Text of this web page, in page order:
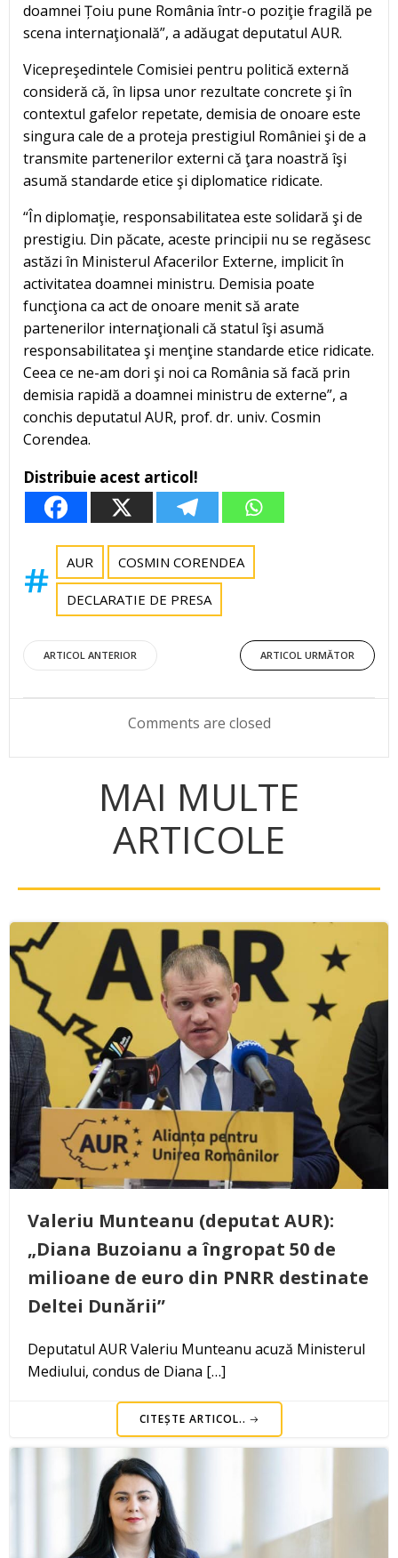
doamnei Țoiu pune România într-o poziţie fragilă pe
scena internaţională”, a adăugat deputatul AUR.
Vicepreşedintele Comisiei pentru politică externă
consideră că, în lipsa unor rezultate concrete şi în
contextul gafelor repetate, demisia de onoare este
singura cale de a proteja prestigiul României şi de a
transmite partenerilor externi că ţara noastră îşi
asumă standarde etice şi diplomatice ridicate.
“În diplomaţie, responsabilitatea este solidară şi de
prestigiu. Din păcate, aceste principii nu se regăsesc
astăzi în Ministerul Afacerilor Externe, implicit în
activitatea doamnei ministru. Demisia poate
funcţiona ca act de onoare menit să arate
partenerilor internaţionali că statul îşi asumă
responsabilitatea şi menţine standarde etice ridicate.
Ceea ce ne-am dori şi noi ca România să facă prin
demisia rapidă a doamnei ministru de externe”, a
conchis deputatul AUR, prof. dr. univ. Cosmin
Corendea.
Distribuie acest articol!
AUR COSMIN CORENDEA
DECLARATIE DE PRESA
Post
navigation
ARTICOL ANTERIOR
Post
navigation
ARTICOL URMĂTOR
Comments are closed
MAI MULTE
ARTICOLE
Valeriu Munteanu (deputat AUR):
„Diana Buzoianu a îngropat 50 de
milioane de euro din PNRR destinate
Deltei Dunării”
Deputatul AUR Valeriu Munteanu acuză Ministerul
Mediului, condus de Diana […]
CITEȘTE ARTICOL..